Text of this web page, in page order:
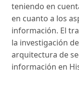
teniendo en
en cuanto a los
información. El
la investigación
arquitectura de
información en